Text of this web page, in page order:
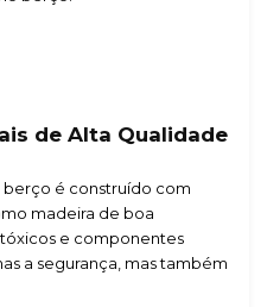
de Alta Qualidade
berço é construído com
madeira de boa
e componentes
a segurança, mas também